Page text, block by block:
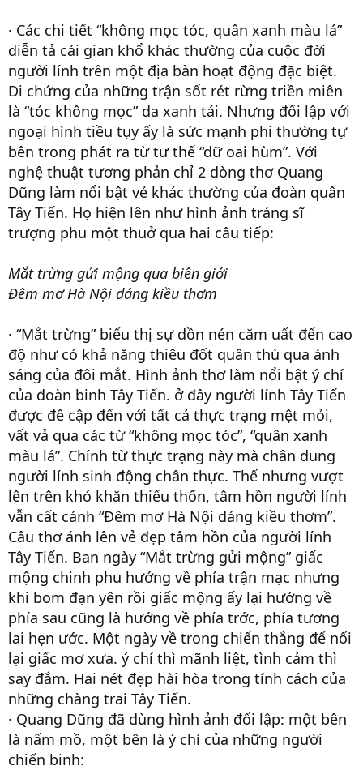
· Các chi tiết “không mọc tóc, quân xanh màu lá”
diễn tả cái gian khổ khác thường của cuộc đời
người lính trên một địa bàn hoạt động đặc biệt.
Di chứng của những trận sốt rét rừng triền miên
là “tóc không mọc” da xanh tái. Nhưng đối lập với
ngoại hình tiều tụy ấy là sức mạnh phi thường tự
bên trong phát ra từ tư thế “dữ oai hùm”. Với
nghệ thuật tương phản chỉ 2 dòng thơ Quang
Dũng làm nổi bật vẻ khác thường của đoàn quân
Tây Tiến. Họ hiện lên như hình ảnh tráng sĩ
trượng phu một thuở qua hai câu tiếp:
Mắt trừng gửi mộng qua biên giới
Đêm mơ Hà Nội dáng kiều thơm
· “Mắt trừng” biểu thị sự dồn nén căm uất đến cao
độ như có khả năng thiêu đốt quân thù qua ánh
sáng của đôi mắt. Hình ảnh thơ làm nổi bật ý chí
của đoàn binh Tây Tiến. ở đây người lính Tây Tiến
được đề cập đến với tất cả thực trạng mệt mỏi,
vất vả qua các từ “không mọc tóc”, “quân xanh
màu lá”. Chính từ thực trạng này mà chân dung
người lính sinh động chân thực. Thế nhưng vượt
lên trên khó khăn thiếu thốn, tâm hồn người lính
vẫn cất cánh “Đêm mơ Hà Nội dáng kiều thơm”.
Câu thơ ánh lên vẻ đẹp tâm hồn của người lính
Tây Tiến. Ban ngày “Mắt trừng gửi mộng” giấc
mộng chinh phu hướng về phía trận mạc nhưng
khi bom đạn yên rồi giấc mộng ấy lại hướng về
phía sau cũng là hướng về phía trớc, phía tương
lai hẹn ước. Một ngày về trong chiến thắng để nối
lại giấc mơ xưa. ý chí thì mãnh liệt, tình cảm thì
say đắm. Hai nét đẹp hài hòa trong tính cách của
những chàng trai Tây Tiến.
· Quang Dũng đã dùng hình ảnh đối lập: một bên
là nấm mồ, một bên là ý chí của những người
chiến binh: